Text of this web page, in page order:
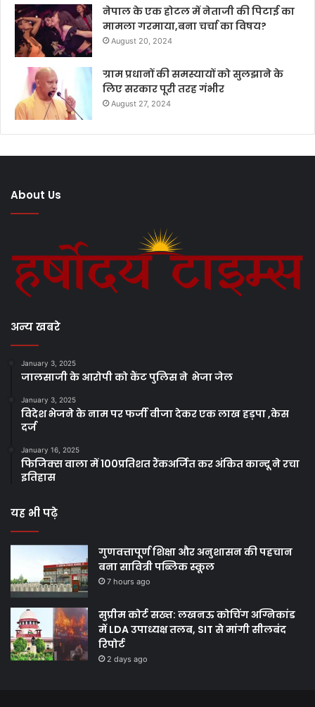
नेपाल के एक होटल में नेताजी की पिटाई का
मामला गरमाया,बना चर्चा का विषय?
August 20, 2024
ग्राम प्रधानों की समस्यायों को सुलझाने के
लिए सरकार पूरी तरह गंभीर
August 27, 2024
About Us
अन्य खबरे
January 3, 2025
जालसाजी के आरोपी को कैंट पुलिस ने भेजा जेल
January 3, 2025
विदेश भेजने के नाम पर फर्जी वीजा देकर एक लाख हड़पा ,केस
दर्ज
January 16, 2025
फिजिक्स वाला में 100प्रतिशत रैंकअर्जित कर अंकित कान्दू ने रचा
इतिहास
यह भी पढ़े
गुणवत्तापूर्ण शिक्षा और अनुशासन की पहचान
बना सावित्री पब्लिक स्कूल
7 hours ago
सुप्रीम कोर्ट सख्त: लखनऊ कोचिंग अग्निकांड
में LDA उपाध्यक्ष तलब, SIT से मांगी सीलबंद
रिपोर्ट
2 days ago